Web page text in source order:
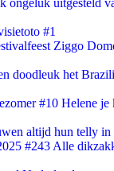
ongeluk uitgesteld
#1
Ziggo
doodleuk het
#10 Helene je
altijd hun telly in
#243 Alle